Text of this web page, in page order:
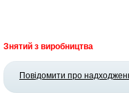
Знятий з виробництва
Повідомити про